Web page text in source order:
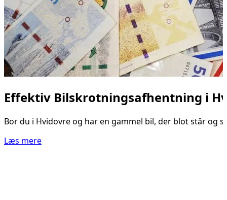
Effektiv Bilskrotningsafhentning i
Bor du i Hvidovre og har en gammel bil, der blot står og
Læs mere